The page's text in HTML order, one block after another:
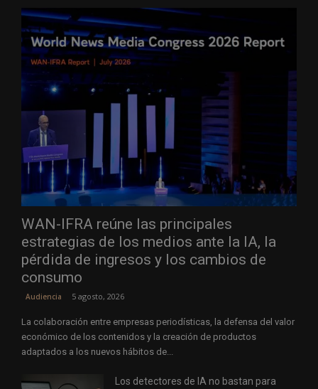
WAN-IFRA reúne las principales
estrategias de los medios ante la IA, la
pérdida de ingresos y los cambios de
consumo
Audiencia 5 agosto, 2026
La colaboración entre empresas periodísticas, la defensa del valor
económico de los contenidos y la creación de productos
adaptados a los nuevos hábitos de...
Los detectores de IA no bastan para